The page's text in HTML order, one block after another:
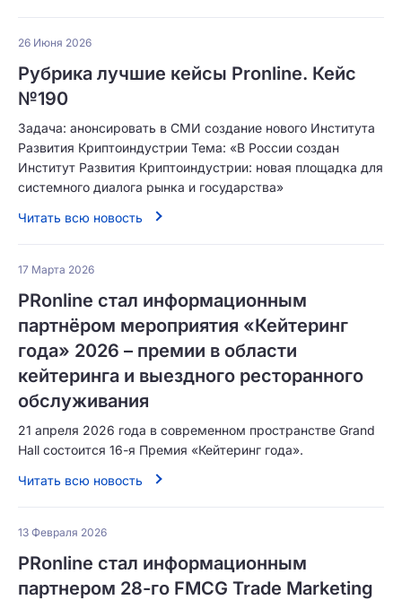
26 Июня 2026
Рубрика лучшие кейсы Pronline. Кейс
№190
Задача: анонсировать в СМИ создание нового Института
Развития Криптоиндустрии Тема: «В России создан
Институт Развития Криптоиндустрии: новая площадка для
системного диалога рынка и государства»
Читать всю новость
17 Марта 2026
PRonline стал информационным
партнёром мероприятия «Кейтеринг
года» 2026 – премии в области
кейтеринга и выездного ресторанного
обслуживания
21 апреля 2026 года в современном пространстве Grand
Hall состоится 16-я Премия «Кейтеринг года».
Читать всю новость
13 Февраля 2026
PRonline стал информационным
партнером 28-го FMCG Trade Marketing